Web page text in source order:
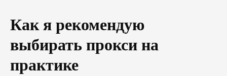
Как я рекомендую
выбирать прокси на
практике
Блог